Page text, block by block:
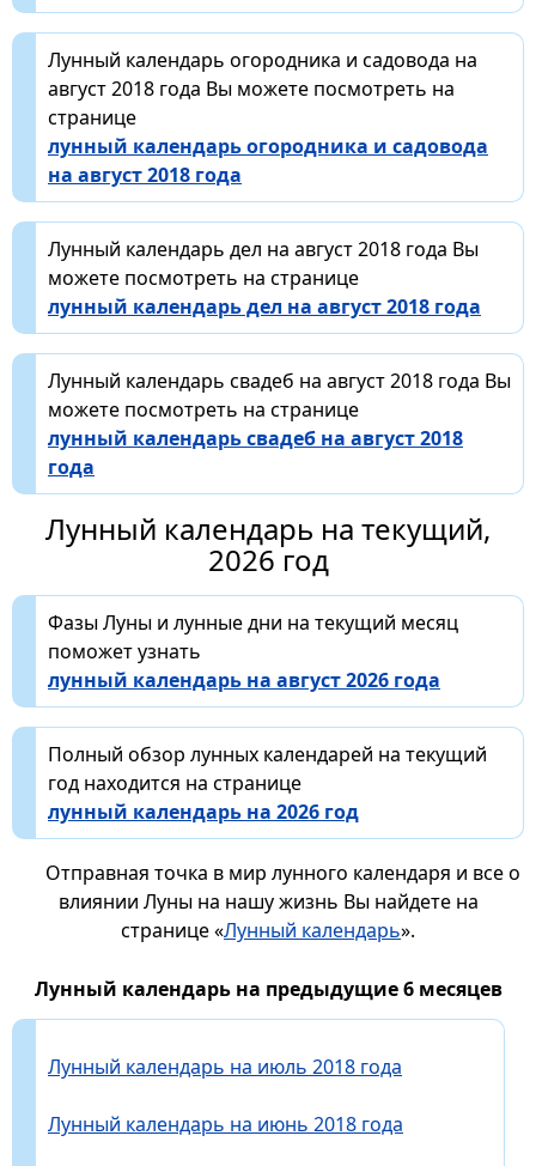
Лунный календарь огородника и садовода на
август 2018 года Вы можете посмотреть на
странице
лунный календарь огородника и садовода
на август 2018 года
Лунный календарь дел на август 2018 года Вы
можете посмотреть на странице
лунный календарь дел на август 2018 года
Лунный календарь свадеб на август 2018 года Вы
можете посмотреть на странице
лунный календарь свадеб на август 2018
года
Лунный календарь на текущий,
2026 год
Фазы Луны и лунные дни на текущий месяц
поможет узнать
лунный календарь на август 2026 года
Полный обзор лунных календарей на текущий
год находится на странице
лунный календарь на 2026 год
Отправная точка в мир лунного календаря и все о
влиянии Луны на нашу жизнь Вы найдете на
странице «Лунный календарь».
Лунный календарь на предыдущие 6 месяцев
Лунный календарь на июль 2018 года
Лунный календарь на июнь 2018 года